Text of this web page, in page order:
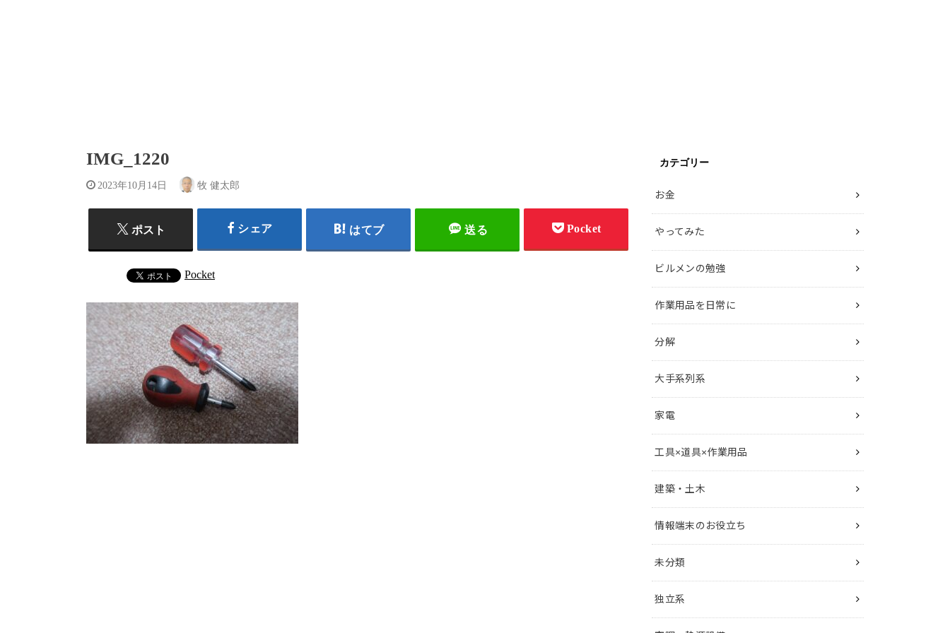
IMG_1220
2023年10月14日 牧 健太郎
ポスト シェア はてブ 送る Pocket
Pocket
カテゴリー
お金
やってみた
ビルメンの勉強
作業用品を日常に
分解
大手系列系
家電
工具×道具×作業用品
建築・土木
情報端末のお役立ち
未分類
独立系